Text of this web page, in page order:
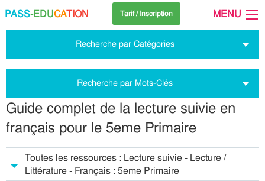
PASS-EDUCATION Tarif / Inscription MENU
Recherche par Catégories
Recherche par Mots-Clés
Guide complet de la lecture suivie en
français pour le 5eme Primaire
Toutes les ressources : Lecture suivie - Lecture /
Littérature - Français : 5eme Primaire